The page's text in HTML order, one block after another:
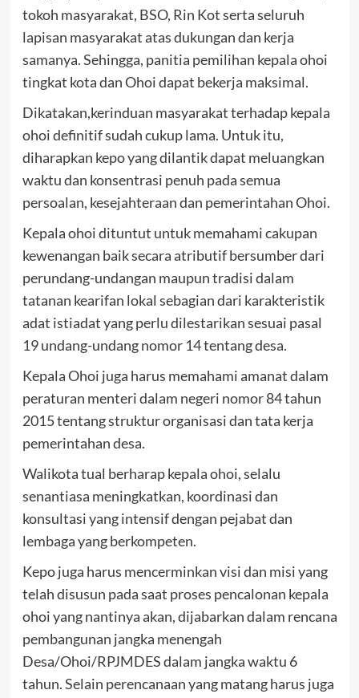
tokoh masyarakat, BSO, Rin Kot serta seluruh
lapisan masyarakat atas dukungan dan kerja
samanya. Sehingga, panitia pemilihan kepala ohoi
tingkat kota dan Ohoi dapat bekerja maksimal.
Dikatakan,kerinduan masyarakat terhadap kepala
ohoi definitif sudah cukup lama. Untuk itu,
diharapkan kepo yang dilantik dapat meluangkan
waktu dan konsentrasi penuh pada semua
persoalan, kesejahteraan dan pemerintahan Ohoi.
Kepala ohoi dituntut untuk memahami cakupan
kewenangan baik secara atributif bersumber dari
perundang-undangan maupun tradisi dalam
tatanan kearifan lokal sebagian dari karakteristik
adat istiadat yang perlu dilestarikan sesuai pasal
19 undang-undang nomor 14 tentang desa.
Kepala Ohoi juga harus memahami amanat dalam
peraturan menteri dalam negeri nomor 84 tahun
2015 tentang struktur organisasi dan tata kerja
pemerintahan desa.
Walikota tual berharap kepala ohoi, selalu
senantiasa meningkatkan, koordinasi dan
konsultasi yang intensif dengan pejabat dan
lembaga yang berkompeten.
Kepo juga harus mencerminkan visi dan misi yang
telah disusun pada saat proses pencalonan kepala
ohoi yang nantinya akan, dijabarkan dalam rencana
pembangunan jangka menengah
Desa/Ohoi/RPJMDES dalam jangka waktu 6
tahun. Selain perencanaan yang matang harus juga